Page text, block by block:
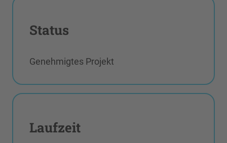
Status
Genehmigtes Projekt
Laufzeit